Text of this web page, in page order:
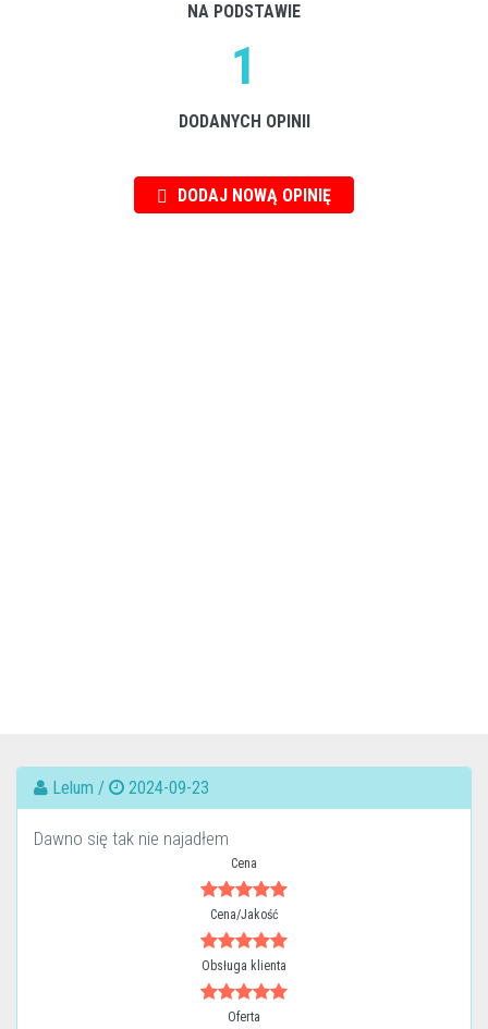
NA PODSTAWIE
1
DODANYCH OPINII
DODAJ NOWĄ OPINIĘ
Lelum / 2024-09-23
Dawno się tak nie najadłem
Cena
Cena/Jakość
Obsługa klienta
Oferta